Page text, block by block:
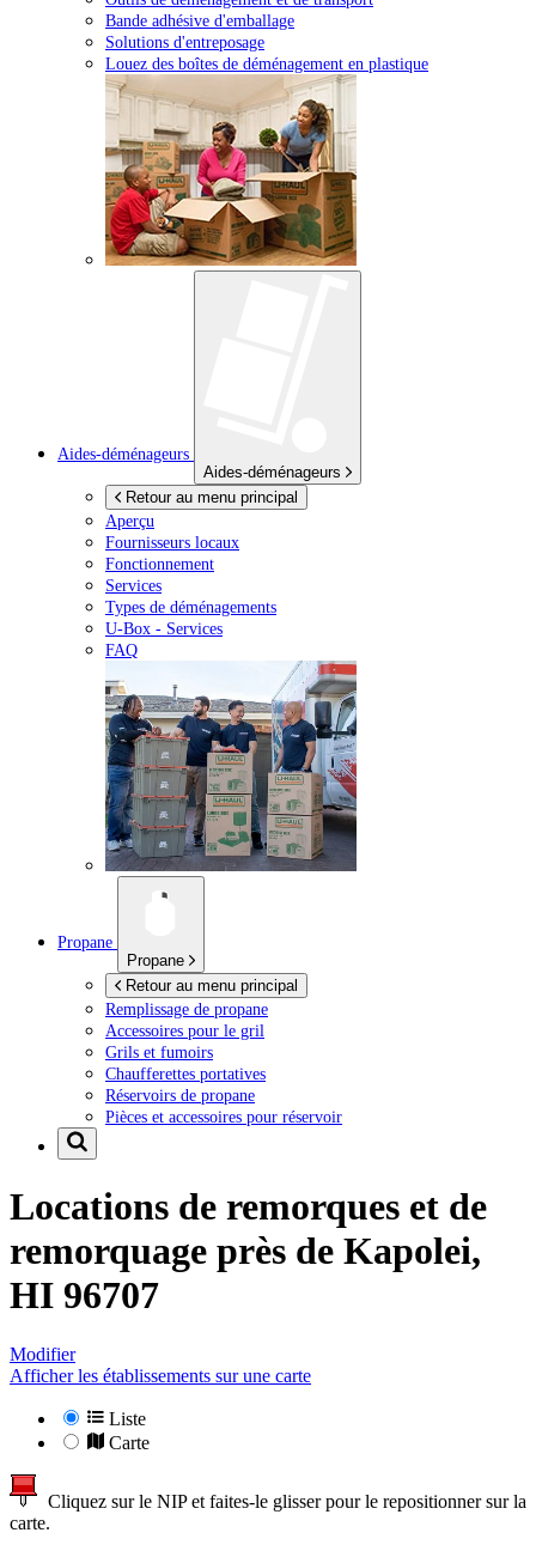
Bande adhésive d'emballage
Solutions d'entreposage
Louez des boîtes de déménagement en plastique
Aides-déménageurs
Aides-déménageurs
Retour au menu principal
Aperçu
Fournisseurs locaux
Fonctionnement
Services
Types de déménagements
U-Box - Services
FAQ
Propane
Propane
Retour au menu principal
Remplissage de propane
Accessoires pour le gril
Grils et fumoirs
Chaufferettes portatives
Réservoirs de propane
Pièces et accessoires pour réservoir
Locations de remorques et de
remorquage près de Kapolei,
HI 96707
Modifier
Afficher les établissements sur une carte
Liste
Carte
Cliquez sur le NIP et faites-le glisser pour le repositionner sur la
carte.